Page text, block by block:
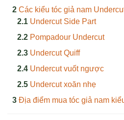
Các kiểu tóc giả nam
Undercut Side Part
Pompadour Undercut
Undercut Quiff
Undercut vuốt ngược
Undercut xoăn nhẹ
Địa điểm mua tóc giả nam